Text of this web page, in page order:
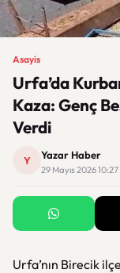
Asayis
Urfa’da
Kaza: Genç
Verdi
Y Yazar Haber
29 Mayıs 2026 10:27
Urfa’nın Birecik